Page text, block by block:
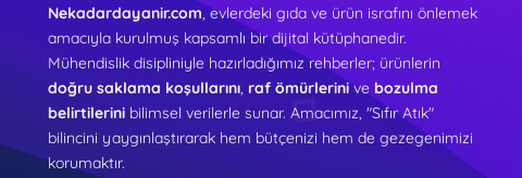
Nekadardayanir.com, evlerdeki gıda ve ürün israfını önlemek
amacıyla kurulmuş kapsamlı bir dijital kütüphanedir.
Mühendislik disipliniyle hazırladığımız rehberler; ürünlerin
doğru saklama koşullarını, raf ömürlerinive bozulma
belirtilerinibilimsel verilerle sunar. Amacımız, "Sıfır Atık"
bilincini yaygınlaştırarak hem bütçenizi hem de gezegenimizi
korumaktır.